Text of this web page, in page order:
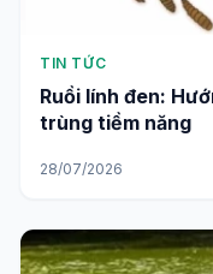
TIN TỨC
Ruồi lính đen:
trùng tiềm năng
28/07/2026